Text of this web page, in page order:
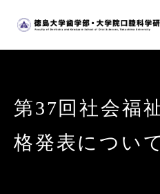
第37回社会福
格発表について